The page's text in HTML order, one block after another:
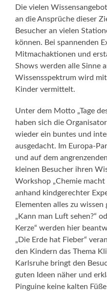
Die vielen
an die Ansprüche dieser
Besucher an vielen
können. Bei spannenden
Mitmachaktionen und
Shows werden alle Sinne
Wissensspektrum wird
Kinder vermittelt.
Unter dem Motto „Tage
haben sich die
wieder ein buntes und
ausgedacht. Im Europa-
und auf dem
kleinen Besucher ihren
Workshop „Chemie macht
anhand kindgerechter
Elementen alles zu
„Kann man Luft sehen?“
Kerze“ werden hier
„Die Erde hat Fieber“
den Kindern das Thema
Karlsruhe bringt den
guten Ideen näher und
Pinguine keine kalten